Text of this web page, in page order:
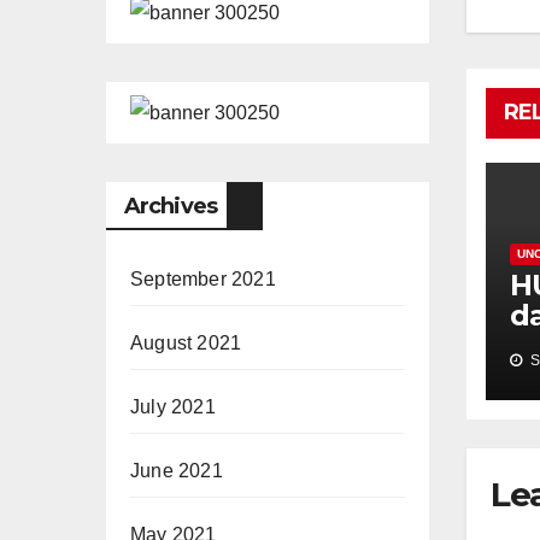
Archives
September 2021
August 2021
July 2021
June 2021
May 2021